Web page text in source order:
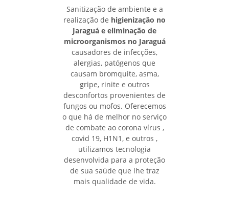
Sanitização de ambiente e a
realização de higienização no
Jaraguá e eliminação de
microorganismos no Jaraguá
causadores de infecções,
alergias, patógenos que
causam bromquite, asma,
gripe, rinite e outros
desconfortos provenientes de
fungos ou mofos. Oferecemos
o que há de melhor no serviço
de combate ao corona vírus ,
covid 19, H1N1, e outros ,
utilizamos tecnologia
desenvolvida para a proteção
de sua saúde que lhe traz
mais qualidade de vida.